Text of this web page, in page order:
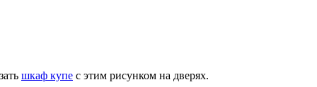
шкаф купе с этим рисунком на дверях.